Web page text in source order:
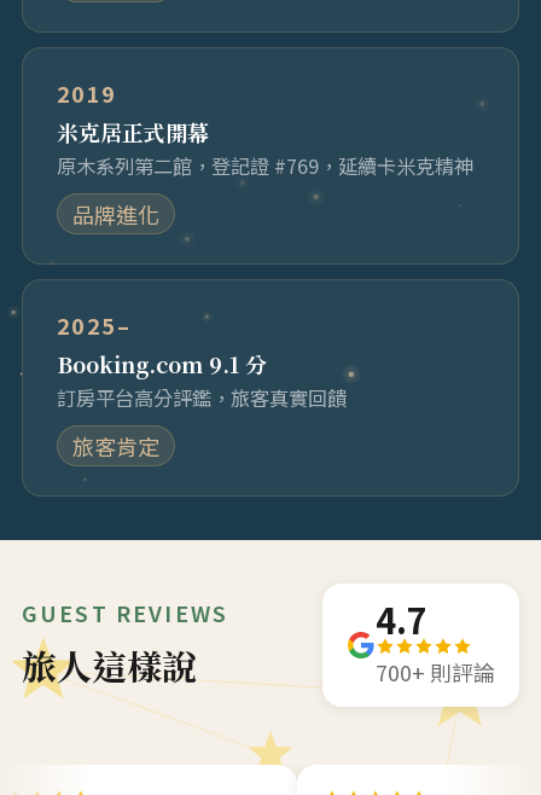
2019
米克居正式開幕
原木系列第二館，登記證 #769，延續卡米克精神
品牌進化
2025–
Booking.com 9.1 分
訂房平台高分評鑑，旅客真實回饋
旅客肯定
GUEST REVIEWS
旅人這樣說
4.7
700+ 則評論